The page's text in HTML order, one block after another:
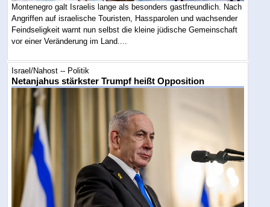
Montenegro galt Israelis lange als besonders gastfreundlich. Nach
Angriffen auf israelische Touristen, Hassparolen und wachsender
Feindseligkeit warnt nun selbst die kleine jüdische Gemeinschaft
vor einer Veränderung im Land....
Israel/Nahost -- Politik
Netanjahus stärkster Trumpf heißt Opposition